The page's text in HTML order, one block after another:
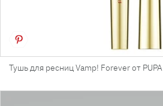
Тушь для ресниц Vamp! Forever от PUPA